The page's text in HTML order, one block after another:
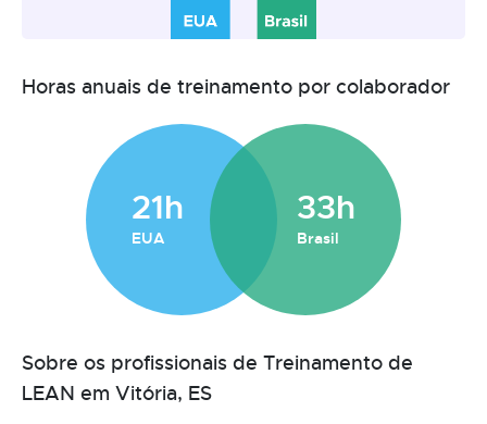
Horas anuais de treinamento por colaborador
21h
EUA
33h
Brasil
Sobre os profissionais de Treinamento de
LEAN em Vitória, ES